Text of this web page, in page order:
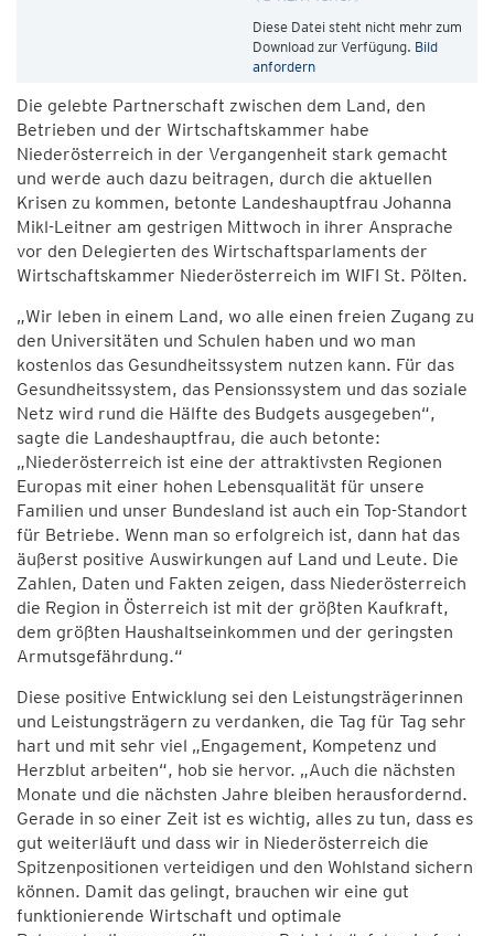
Diese Datei steht nicht mehr zum
Download zur Verfügung. Bild
anfordern
Die gelebte Partnerschaft zwischen dem Land, den
Betrieben und der Wirtschaftskammer habe
Niederösterreich in der Vergangenheit stark gemacht
und werde auch dazu beitragen, durch die aktuellen
Krisen zu kommen, betonte Landeshauptfrau Johanna
Mikl-Leitner am gestrigen Mittwoch in ihrer Ansprache
vor den Delegierten des Wirtschaftsparlaments der
Wirtschaftskammer Niederösterreich im WIFI St. Pölten.
„Wir leben in einem Land, wo alle einen freien Zugang zu
den Universitäten und Schulen haben und wo man
kostenlos das Gesundheitssystem nutzen kann. Für das
Gesundheitssystem, das Pensionssystem und das soziale
Netz wird rund die Hälfte des Budgets ausgegeben“,
sagte die Landeshauptfrau, die auch betonte:
„Niederösterreich ist eine der attraktivsten Regionen
Europas mit einer hohen Lebensqualität für unsere
Familien und unser Bundesland ist auch ein Top-Standort
für Betriebe. Wenn man so erfolgreich ist, dann hat das
äußerst positive Auswirkungen auf Land und Leute. Die
Zahlen, Daten und Fakten zeigen, dass Niederösterreich
die Region in Österreich ist mit der größten Kaufkraft,
dem größten Haushaltseinkommen und der geringsten
Armutsgefährdung.“
Diese positive Entwicklung sei den Leistungsträgerinnen
und Leistungsträgern zu verdanken, die Tag für Tag sehr
hart und mit sehr viel „Engagement, Kompetenz und
Herzblut arbeiten“, hob sie hervor. „Auch die nächsten
Monate und die nächsten Jahre bleiben herausfordernd.
Gerade in so einer Zeit ist es wichtig, alles zu tun, dass es
gut weiterläuft und dass wir in Niederösterreich die
Spitzenpositionen verteidigen und den Wohlstand sichern
können. Damit das gelingt, brauchen wir eine gut
funktionierende Wirtschaft und optimale